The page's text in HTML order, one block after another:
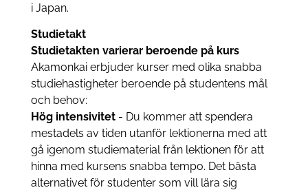
i Japan.
Studietakt
Studietakten varierar beroende på kurs
Akamonkai erbjuder kurser med olika snabba
studiehastigheter beroende på studentens mål
och behov:
Hög intensivitet- Du kommer att spendera
mestadels av tiden utanför lektionerna med att
gå igenom studiematerial från lektionen för att
hinna med kursens snabba tempo. Det bästa
alternativet för studenter som vill lära sig